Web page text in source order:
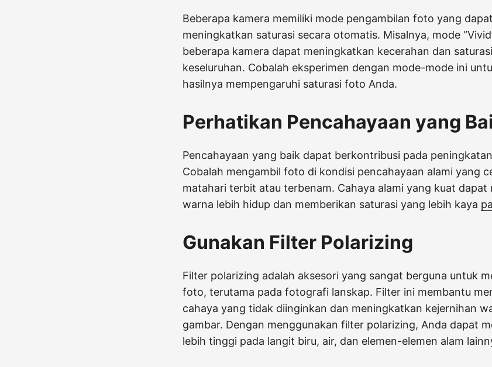
Beberapa kamera memiliki mode pengambilan foto yang
meningkatkan saturasi secara otomatis. Misalnya, mode
beberapa kamera dapat meningkatkan kecerahan dan
keseluruhan. Cobalah eksperimen dengan mode-mode ini
hasilnya mempengaruhi saturasi foto Anda.
Perhatikan Pencahayaan yang
Pencahayaan yang baik dapat berkontribusi pada
Cobalah mengambil foto di kondisi pencahayaan alami yang
matahari terbit atau terbenam. Cahaya alami yang kuat dapat
warna lebih hidup dan memberikan saturasi yang lebih kaya
Gunakan Filter Polarizing
Filter polarizing adalah aksesori yang sangat berguna untuk
foto, terutama pada fotografi lanskap. Filter ini membantu
cahaya yang tidak diinginkan dan meningkatkan kejernihan
gambar. Dengan menggunakan filter polarizing, Anda dapat
lebih tinggi pada langit biru, air, dan elemen-elemen alam